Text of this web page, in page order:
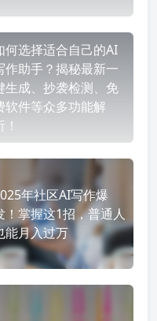
何选择适合自己的AI
作助手？揭秘最新一
生成、抄袭检测、免
软件等众多功能解
年社区AI写作爆
！掌握这1招，普通人
能月入过万